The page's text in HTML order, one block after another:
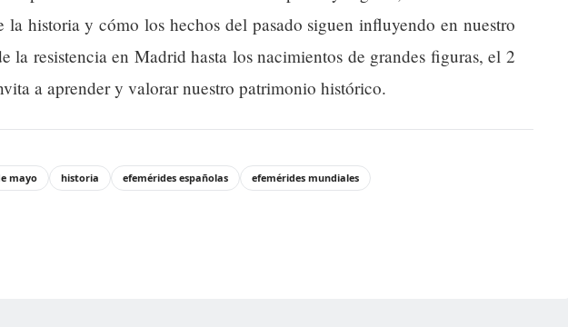
la historia y cómo los hechos del pasado siguen influyendo en nuestro
la resistencia en Madrid hasta los nacimientos de grandes figuras, el 2
a aprender y valorar nuestro patrimonio histórico.
mayo historia efemérides españolas efemérides mundiales